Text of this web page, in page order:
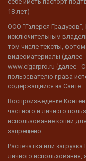
себе иметь паспорт
18 лет)
ООО "Галерея Градусов",
исключительным
том числе тексты,
видеоматериалы (далее
www.cigarpro.ru (далее -
пользователю права
содержащийся на Сайте.
Воспроизведение
частного и личного
использование копий
запрещено.
Распечатка или
личного использования,